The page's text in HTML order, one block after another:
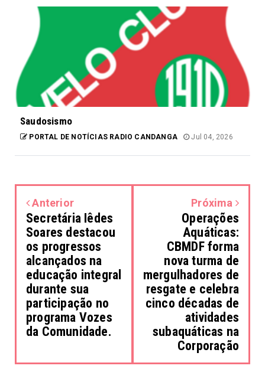
Saudosismo
PORTAL DE NOTÍCIAS RADIO CANDANGA Jul 04, 2026
Anterior
Secretária Iêdes
Soares destacou
os progressos
alcançados na
educação integral
durante sua
participação no
programa Vozes
da Comunidade.
Próxima
Operações
Aquáticas:
CBMDF forma
nova turma de
mergulhadores de
resgate e celebra
cinco décadas de
atividades
subaquáticas na
Corporação